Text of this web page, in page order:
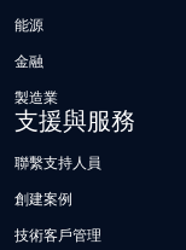
能源
金融
製造業
支援與服務
聯繫支持人員
創建案例
技術客戶管理